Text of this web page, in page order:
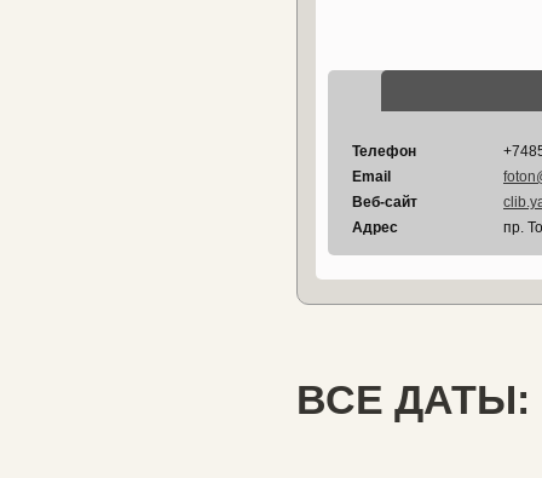
Телефон
Email
Веб-сайт
Адрес
пр.
ВСЕ ДАТЫ: